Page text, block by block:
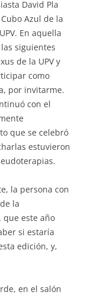
David Pla
Azul de la
En aquella
siguientes
de la UPV y
como
por invitarme.
con el
que se celebró
estuvieron
la persona con
la
que este año
si estaría
edición, y,
en el salón